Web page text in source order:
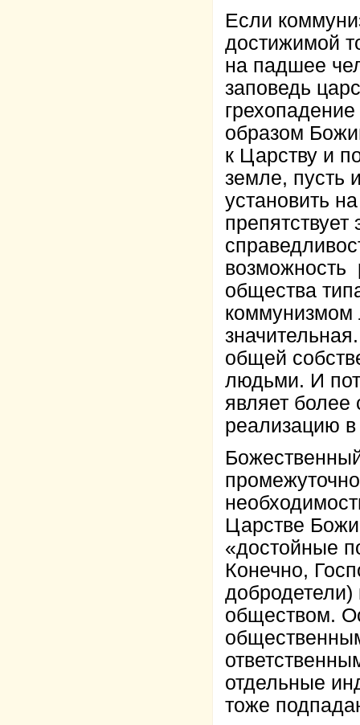
Если
достижимой
на падшее
заповедь
образом
к Царству и
земле, пусть
установить
возможность
общества
общей
людьми. И
являет более
реализацию
Царстве
«достойные
Конечно,
добродетели)
обществом.
отдельные
тоже